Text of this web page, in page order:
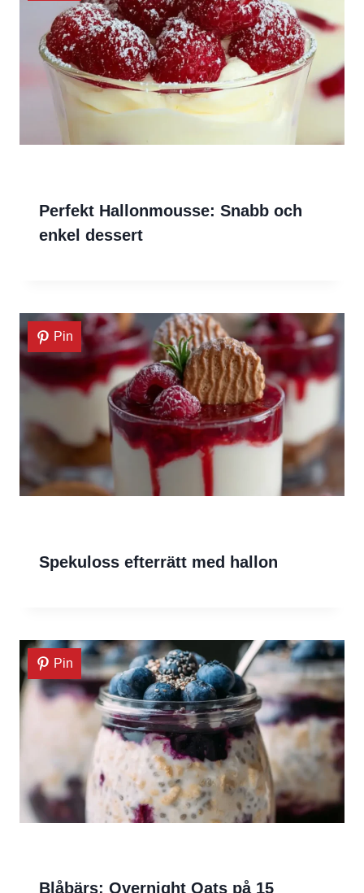
Perfekt Hallonmousse: Snabb och
enkel dessert
Pin
Spekuloss efterrätt med hallon
Pin
Blåbärs: Overnight Oats på 15